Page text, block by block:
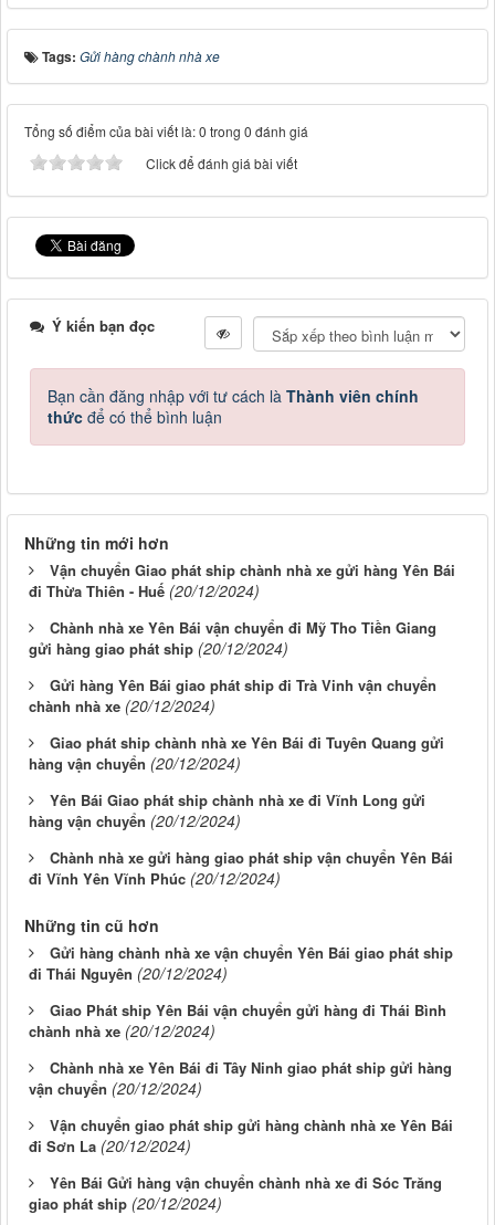
Tags: Gửi hàng chành nhà xe
Tổng số điểm của bài viết là: 0 trong 0 đánh giá
Click để đánh giá bài viết
Ý kiến bạn đọc
Bạn cần đăng nhập với tư cách là Thành viên chính
thức để có thể bình luận
Những tin mới hơn
Vận chuyển Giao phát ship chành nhà xe gửi hàng Yên Bái
đi Thừa Thiên - Huế (20/12/2024)
Chành nhà xe Yên Bái vận chuyển đi Mỹ Tho Tiền Giang
gửi hàng giao phát ship (20/12/2024)
Gửi hàng Yên Bái giao phát ship đi Trà Vinh vận chuyển
chành nhà xe (20/12/2024)
Giao phát ship chành nhà xe Yên Bái đi Tuyên Quang gửi
hàng vận chuyển (20/12/2024)
Yên Bái Giao phát ship chành nhà xe đi Vĩnh Long gửi
hàng vận chuyển (20/12/2024)
Chành nhà xe gửi hàng giao phát ship vận chuyển Yên Bái
đi Vĩnh Yên Vĩnh Phúc (20/12/2024)
Những tin cũ hơn
Gửi hàng chành nhà xe vận chuyển Yên Bái giao phát ship
đi Thái Nguyên (20/12/2024)
Giao Phát ship Yên Bái vận chuyển gửi hàng đi Thái Bình
chành nhà xe (20/12/2024)
Chành nhà xe Yên Bái đi Tây Ninh giao phát ship gửi hàng
vận chuyển (20/12/2024)
Vận chuyển giao phát ship gửi hàng chành nhà xe Yên Bái
đi Sơn La (20/12/2024)
Yên Bái Gửi hàng vận chuyển chành nhà xe đi Sóc Trăng
giao phát ship (20/12/2024)